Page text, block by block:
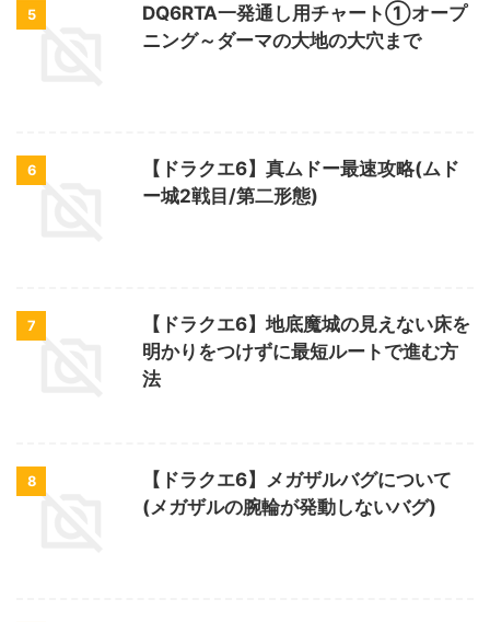
5
DQ6RTA一発通し用チャート①オープ
ニング～ダーマの大地の大穴まで
6
【ドラクエ6】真ムドー最速攻略(ムド
ー城2戦目/第二形態)
7
【ドラクエ6】地底魔城の見えない床を
明かりをつけずに最短ルートで進む方
法
8
【ドラクエ6】メガザルバグについて
(メガザルの腕輪が発動しないバグ)